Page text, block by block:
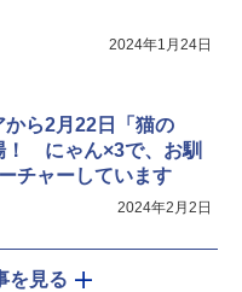
2024年1月24日
ら2月22日「猫の
！ にゃん×3で、お馴
チャーしています
2024年2月2日
を見る